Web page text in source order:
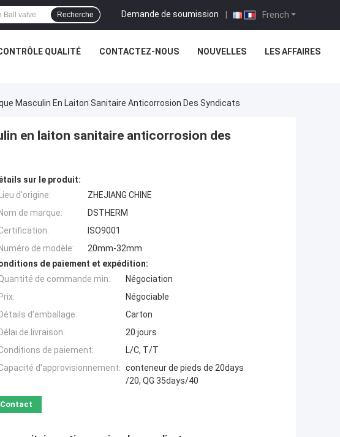
French
Demande de soumission |
Recherche
QUALITÉ CONTACTEZ-NOUS NOUVELLES LES AFFAIRES
Masculin En Laiton Sanitaire Anticorrosion Des Syndicats
en laiton sanitaire anticorrosion des
sur le produit:
Lieu d'origine:
ZHEJIANG CHINE
Nom de marque:
DSTHERM
ISO9001
Numéro de modèle:
20mm-32mm
de paiement et expédition:
de commande min:
Négociation
Prix:
Négociable
Détails d'emballage:
Carton
Délai de livraison:
20 jours
de paiement:
L/C, T/T
d'approvisionnement: conteneur de pieds de 20days
/20, QG 35days/40
Contact